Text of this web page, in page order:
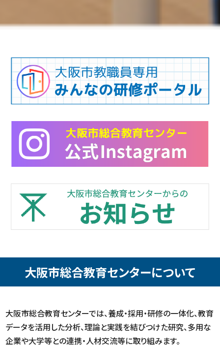
大阪市総合教育センターについて
大阪市総合教育センターでは、養成・採用・研修の一体化、教育
データを活用した分析、理論と実践を結びつけた研究、多用な
企業や大学等との連携・人材交流等に取り組みます。